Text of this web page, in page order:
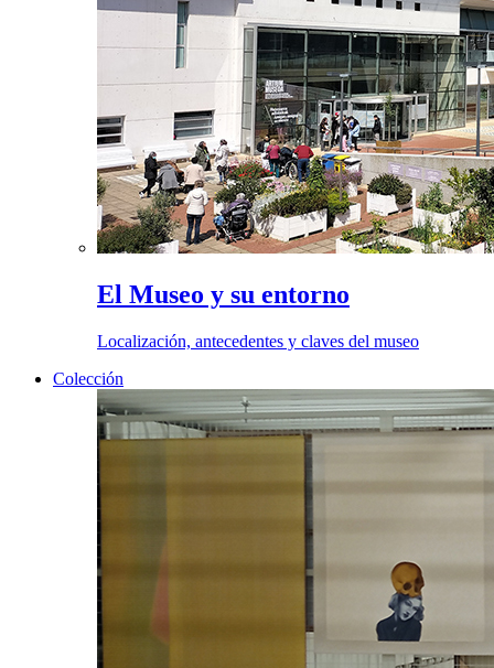
El Museo y su entorno
Localización, antecedentes y claves del museo
Colección